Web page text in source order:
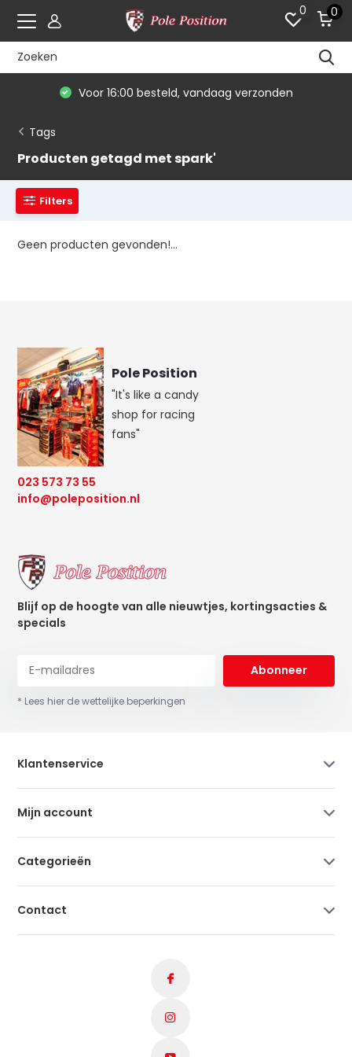
0 0
Voor 16:00 besteld, vandaag verzonden
Tags
Producten getagd met spark'
Filters
Geen producten gevonden!...
Pole Position
"It's like a candy
shop for racing
fans"
023 573 73 55
info@poleposition.nl
Blijf op de hoogte van alle nieuwtjes, kortingsacties &
specials
Abonneer
* Lees hier de wettelijke beperkingen
Klantenservice
Mijn account
Categorieën
Contact